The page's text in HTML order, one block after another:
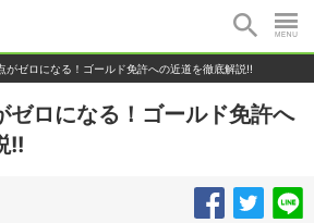
がゼロになる！ゴールド免許への近道を徹底解説!!
ゼロになる！ゴールド免許へ
!!